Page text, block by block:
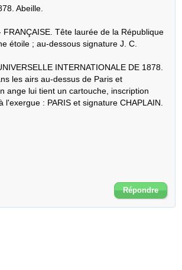
Abeille.
FRANÇAISE. Tête laurée de la République
étoile ; au-dessous signature J. C.
INTERNATIONALE DE 1878.
les airs au-dessus de Paris et
ange lui tient un cartouche, inscription
l'exergue : PARIS et signature CHAPLAIN.
Répondre